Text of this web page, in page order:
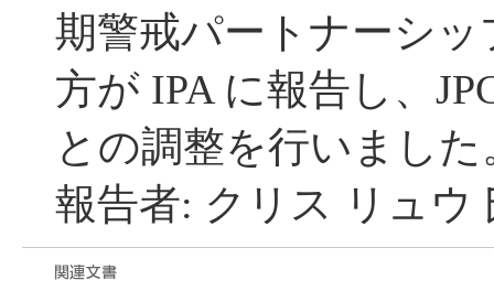
期警戒パートナーシ
方が IPA に報告し、
との調整を行いました
報告者: クリス リュウ